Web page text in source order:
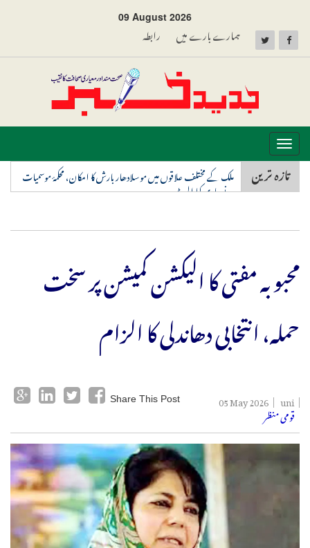
09 August 2026
ہمارے بارے میں رابطہ
Toggle
navigation
تازہ ترین ملک کے مختلف علاقوں میں موسلادھار بارش کا امکان، محکمۂ موسمیات
نے جاری کیا الرٹ
محبوبہ مفتی کا الیکشن کمیشن پر سخت
حملہ، انتخابی دھاندلی کا الزام
Share This Post 05 May 2026 uni
قومی منظر